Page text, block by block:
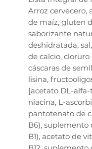
Arroz cervecero,
de maíz, gluten
saborizante
deshidratada,
de calcio,
cáscaras de
lisina,
[acetato DL-
niacina, L-
pantotenato de
B6),
B1), acetato de